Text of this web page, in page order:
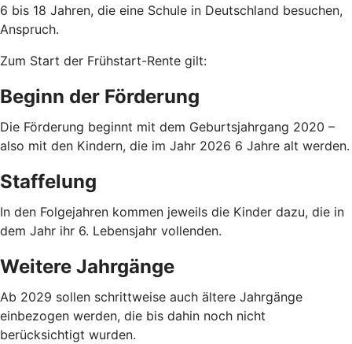
6 bis 18 Jahren, die eine Schule in Deutschland besuchen,
Anspruch.
Zum Start der Frühstart-Rente gilt:
Beginn der Förderung
Die Förderung beginnt mit dem Geburtsjahrgang 2020 –
also mit den Kindern, die im Jahr 2026 6 Jahre alt werden.
Staffelung
In den Folgejahren kommen jeweils die Kinder dazu, die in
dem Jahr ihr 6. Lebensjahr vollenden.
Weitere Jahrgänge
Ab 2029 sollen schrittweise auch ältere Jahrgänge
einbezogen werden, die bis dahin noch nicht
berücksichtigt wurden.